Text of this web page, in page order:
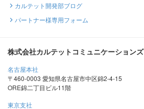
カルテット開発部ブログ
パートナー様専用フォーム
株式会社カルテットコミュニケーションズ
名古屋本社
〒460-0003 愛知県名古屋市中区錦2-4-15
ORE錦二丁目ビル11階
東京支社